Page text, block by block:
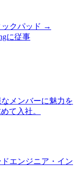
ックパッド →
に従事
メンバーに魅力を
て入社。
エンジニア・イン